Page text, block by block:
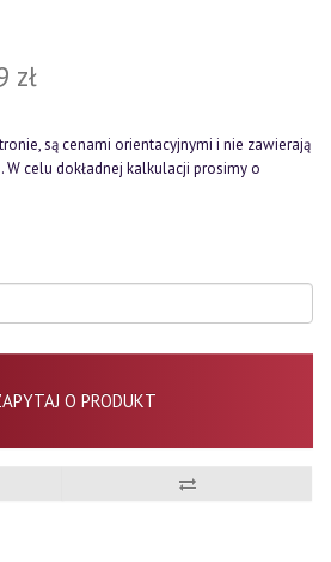
zł
są cenami orientacyjnymi i nie zawierają
celu dokładnej kalkulacji prosimy o
O PRODUKT